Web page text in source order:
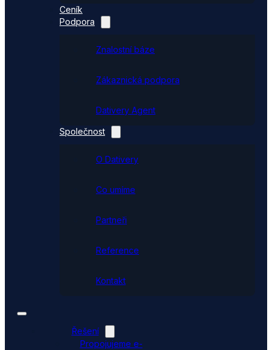
Ceník
Podpora
Znalostní báze
Zákaznická podpora
Dativery Agent
Společnost
O Dativery
Co umíme
Partneři
Reference
Kontakt
Řešení
Propojujeme e-